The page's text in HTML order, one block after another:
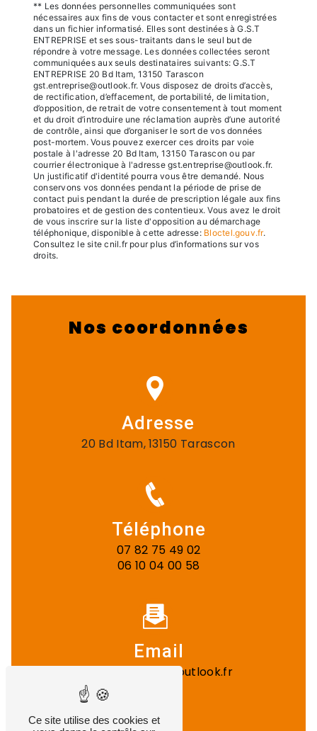
** Les données personnelles communiquées sont
nécessaires aux fins de vous contacter et sont enregistrées
dans un fichier informatisé. Elles sont destinées à G.S.T
ENTREPRISE et ses sous-traitants dans le seul but de
répondre à votre message. Les données collectées seront
communiquées aux seuls destinataires suivants: G.S.T
ENTREPRISE 20 Bd Itam, 13150 Tarascon
gst.entreprise@outlook.fr. Vous disposez de droits d’accès,
de rectification, d’effacement, de portabilité, de limitation,
d’opposition, de retrait de votre consentement à tout moment
et du droit d’introduire une réclamation auprès d’une autorité
de contrôle, ainsi que d’organiser le sort de vos données
post-mortem. Vous pouvez exercer ces droits par voie
postale à l'adresse 20 Bd Itam, 13150 Tarascon ou par
courrier électronique à l'adresse gst.entreprise@outlook.fr.
Un justificatif d'identité pourra vous être demandé. Nous
conservons vos données pendant la période de prise de
contact puis pendant la durée de prescription légale aux fins
probatoires et de gestion des contentieux. Vous avez le droit
de vous inscrire sur la liste d'opposition au démarchage
téléphonique, disponible à cette adresse: Bloctel.gouv.fr.
Consultez le site cnil.fr pour plus d’informations sur vos
droits.
Nos coordonnées
Adresse
20 Bd Itam, 13150 Tarascon
Téléphone
07 82 75 49 02
06 10 04 00 58
Email
gst.entreprise@outlook.fr
Ce site utilise des cookies et